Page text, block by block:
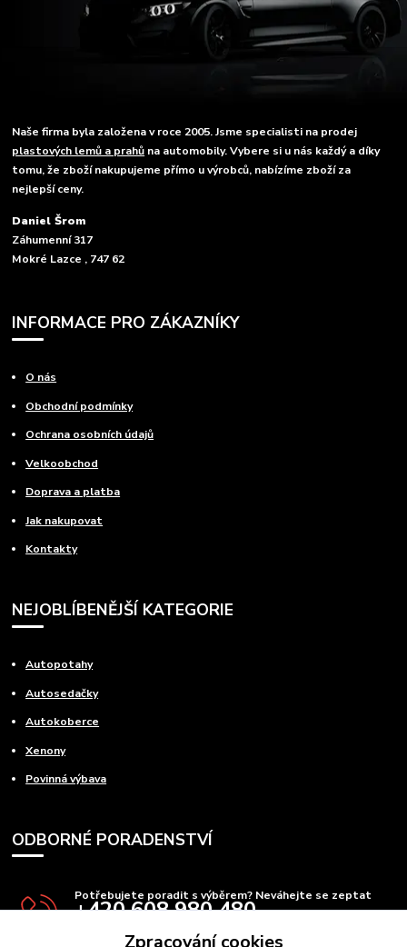
Naše firma byla založena v roce 2005. Jsme specialisti na prodej
plastových lemů a prahů na automobily. Vybere si u nás každý a díky
tomu, že zboží nakupujeme přímo u výrobců, nabízíme zboží za
nejlepší ceny.
Daniel Šrom
Záhumenní 317
Mokré Lazce , 747 62
INFORMACE PRO ZÁKAZNÍKY
O nás
Obchodní podmínky
Ochrana osobních údajů
Velkoobchod
Doprava a platba
Jak nakupovat
Kontakty
NEJOBLÍBENĚJŠÍ KATEGORIE
Autopotahy
Autosedačky
Autokoberce
Xenony
Povinná výbava
ODBORNÉ PORADENSTVÍ
Potřebujete poradit s výběrem? Neváhejte se zeptat
+420 608 980 480
Zpracování cookies